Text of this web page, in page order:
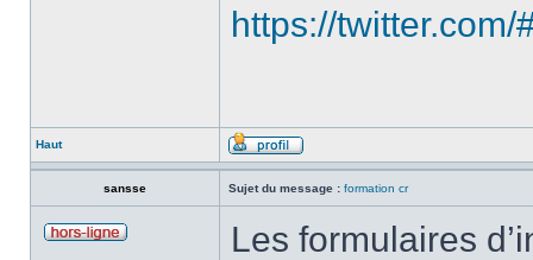
https://twitter.com/
Haut
sansse Sujet du message : formation cr
Les formulaires